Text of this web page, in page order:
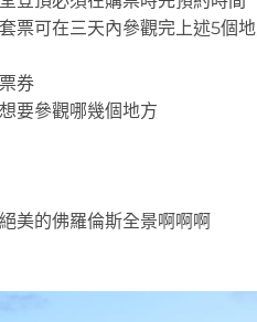
票可在三天內參觀完上述5個
券
要參觀哪幾個地方
美的佛羅倫斯全景啊啊啊